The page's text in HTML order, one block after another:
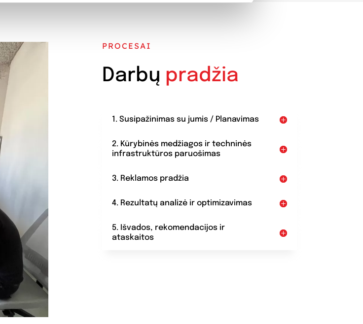
PROCESAI
Darbų pradžia
1. Susipažinimas su jumis / Planavimas
2. Kūrybinės medžiagos ir techninės
infrastruktūros paruošimas
3. Reklamos pradžia
4. Rezultatų analizė ir optimizavimas
5. Išvados, rekomendacijos ir
ataskaitos